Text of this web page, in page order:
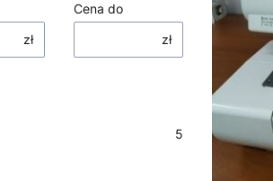
zł
Cena do
zł
5